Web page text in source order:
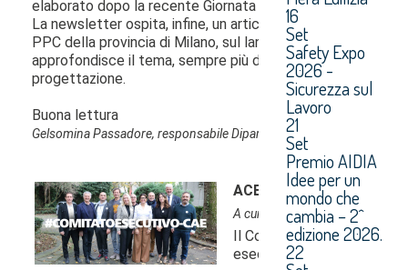
16
Set
Safety Expo
2026 -
Sicurezza sul
Lavoro
21
Set
Premio AIDIA
Idee per un
mondo che
cambia – 2^
edizione 2026.
22